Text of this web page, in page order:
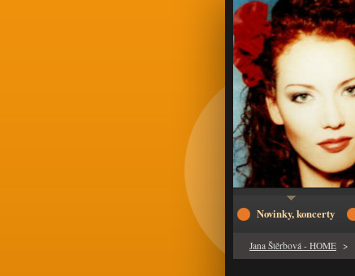
Jana Štěrbová - HOME >
Novinky, koncerty